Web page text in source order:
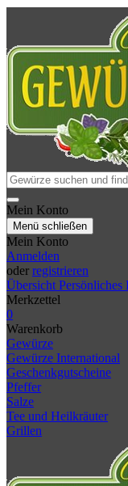
Mein Konto
Menü schließen
Mein Konto
Anmelden
oder registrieren
Übersicht Persönliches
Merkzettel
0
Warenkorb
Gewürze
Gewürze International
Geschenkgutscheine
Pfeffer
Salze
Tee und Heilkräuter
Grillen